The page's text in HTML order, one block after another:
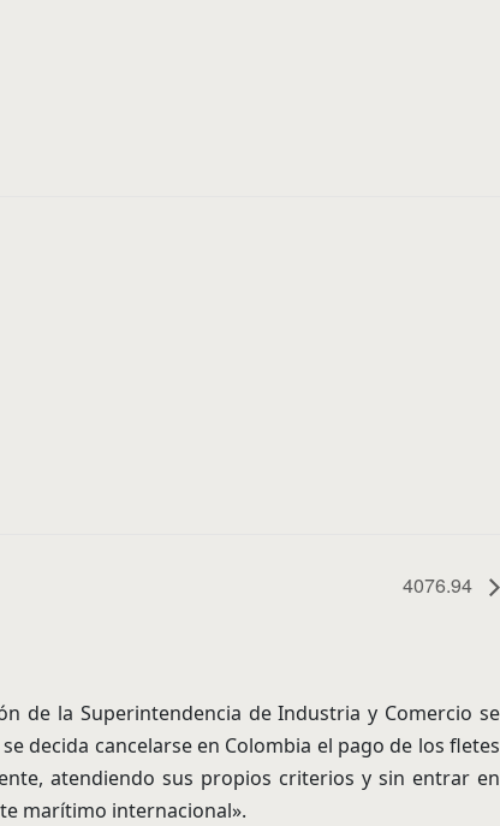
4076.94
de la Superintendencia de Industria y Comercio se
decida cancelarse en Colombia el pago de los fletes
atendiendo sus propios criterios y sin entrar en
marítimo internacional».